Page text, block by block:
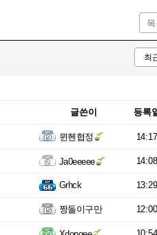
글쓴이 등록
뮌헨협정 14:17
Ja0eeeee 14:08
Grhck 13:29
짱돌이구만 12:00